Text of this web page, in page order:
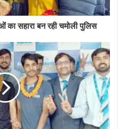
सहारा बन रही चमोली पुलिस